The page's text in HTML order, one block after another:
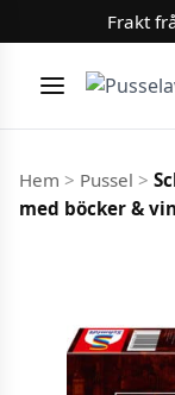
Hoppa till innehåll
Frakt
Meny
Hem > Pussel >
med böcker &